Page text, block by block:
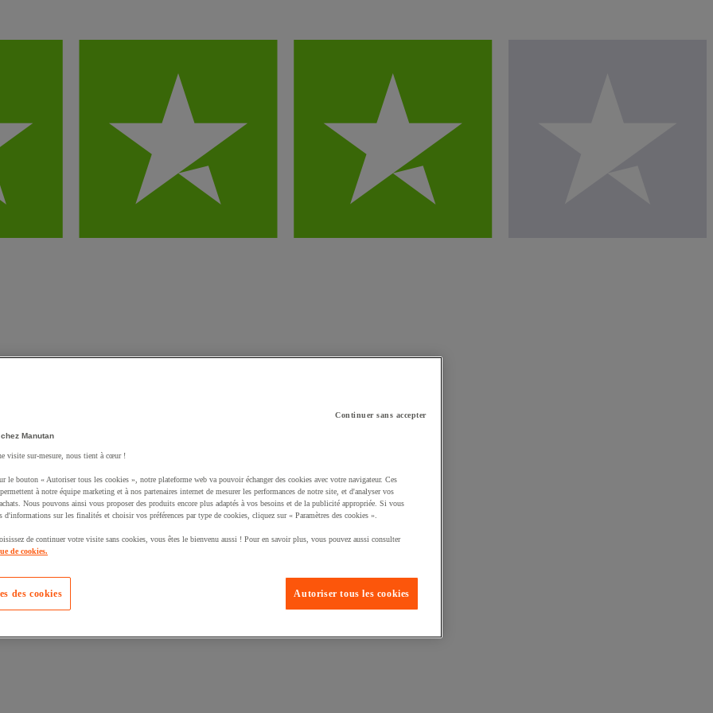
un produit à votre panier :
Continuer sans accepter
Manutan
visite sur-mesure, nous tient à cœur !
le bouton « Autoriser tous les cookies », notre plateforme web va pouvoir échanger des cookies avec votre navigateur. Ces
à notre équipe marketing et à nos partenaires internet de mesurer les performances de notre site, et d'analyser vos
Nous pouvons ainsi vous proposer des produits encore plus adaptés à vos besoins et de la publicité appropriée. Si vous
d'informations sur les finalités et choisir vos préférences par type de cookies, cliquez sur « Paramètres des cookies ».
de continuer votre visite sans cookies, vous êtes le bienvenu aussi ! Pour en savoir plus, vous pouvez aussi consulter
de cookies.
Autoriser tous les cookies
des cookies